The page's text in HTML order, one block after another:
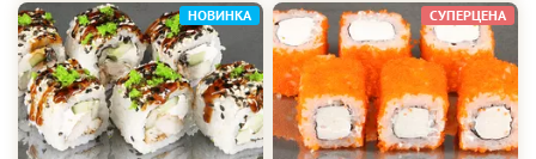
НОВИНКА СУПЕРЦЕНА